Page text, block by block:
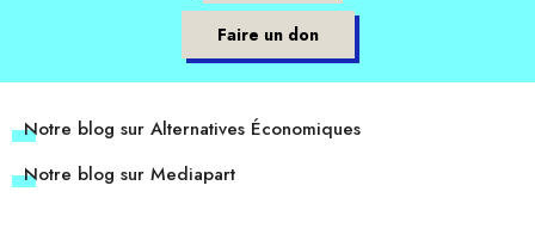
Faire un don
Notre blog sur Alternatives Économiques
Notre blog sur Mediapart